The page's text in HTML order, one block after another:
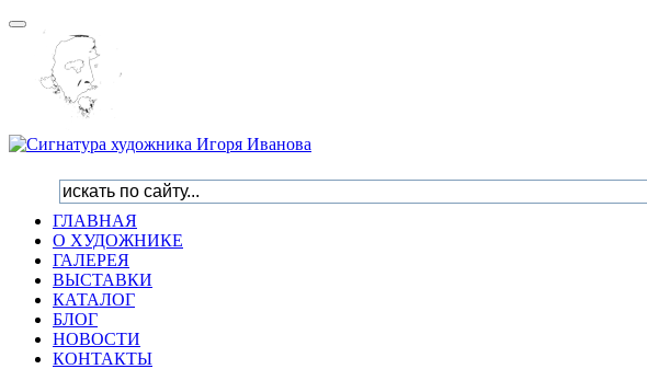
Toggle
navigation
ГЛАВНАЯ
О ХУДОЖНИКЕ
ГАЛЕРЕЯ
ВЫСТАВКИ
КАТАЛОГ
БЛОГ
НОВОСТИ
КОНТАКТЫ